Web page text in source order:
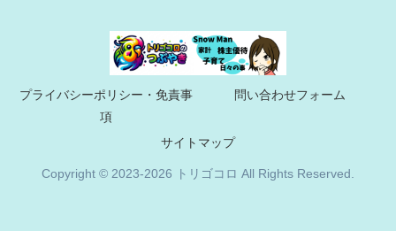
プライバシーポリシー・免責事
項
問い合わせフォーム
サイトマップ
Copyright © 2023-2026 トリゴコロ All Rights Reserved.